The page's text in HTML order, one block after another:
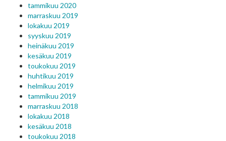
tammikuu 2020
marraskuu 2019
lokakuu 2019
syyskuu 2019
heinäkuu 2019
kesäkuu 2019
toukokuu 2019
huhtikuu 2019
helmikuu 2019
tammikuu 2019
marraskuu 2018
lokakuu 2018
kesäkuu 2018
toukokuu 2018